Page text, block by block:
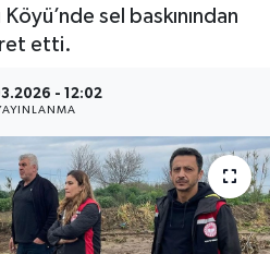
sel baskınından
etti.
- 12:02